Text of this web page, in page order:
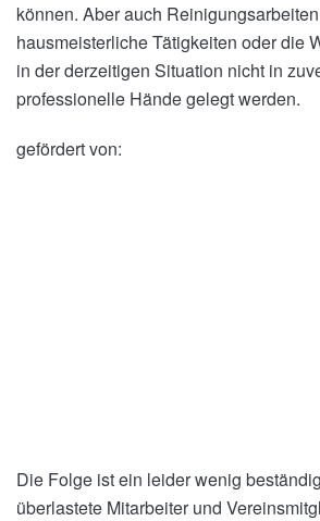
können. Aber auch
hausmeisterliche Tätigkeiten oder die
in der derzeitigen Situation nicht in
professionelle Hände gelegt werden.
gefördert von:
Die Folge ist ein leider wenig
überlastete Mitarbeiter und